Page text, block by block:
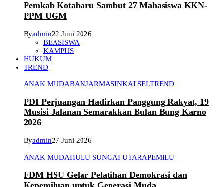
Pemkab Kotabaru Sambut 27 Mahasiswa KKN-
PPM UGM
Byadmin22 Juni 2026
BEASISWA
KAMPUS
HUKUM
TREND
ANAK MUDABANJARMASINKALSELTREND
PDI Perjuangan Hadirkan Panggung Rakyat, 19
Musisi Jalanan Semarakkan Bulan Bung Karno
2026
Byadmin27 Juni 2026
ANAK MUDAHULU SUNGAI UTARAPEMILU
FDM HSU Gelar Pelatihan Demokrasi dan